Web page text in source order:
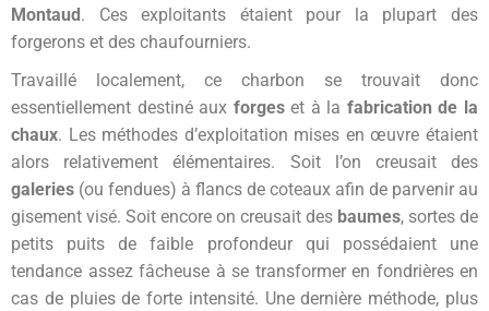
Montaud . Ces exploitants étaient pour la plupart des
forgerons et des chaufourniers.
Travaillé localement, ce charbon se trouvait donc
essentiellement destiné aux forgeset à la fabrication de la
chaux. Les méthodes d’exploitation mises en œuvre étaient
alors relativement élémentaires. Soit l’on creusait des
galeries (ou fendues) à flancs de coteaux afin de parvenir au
gisement visé. Soit encore on creusait des baumes, sortes de
petits puits de faible profondeur qui possédaient une
tendance assez fâcheuse à se transformer en fondrières en
cas de pluies de forte intensité. Une dernière méthode, plus